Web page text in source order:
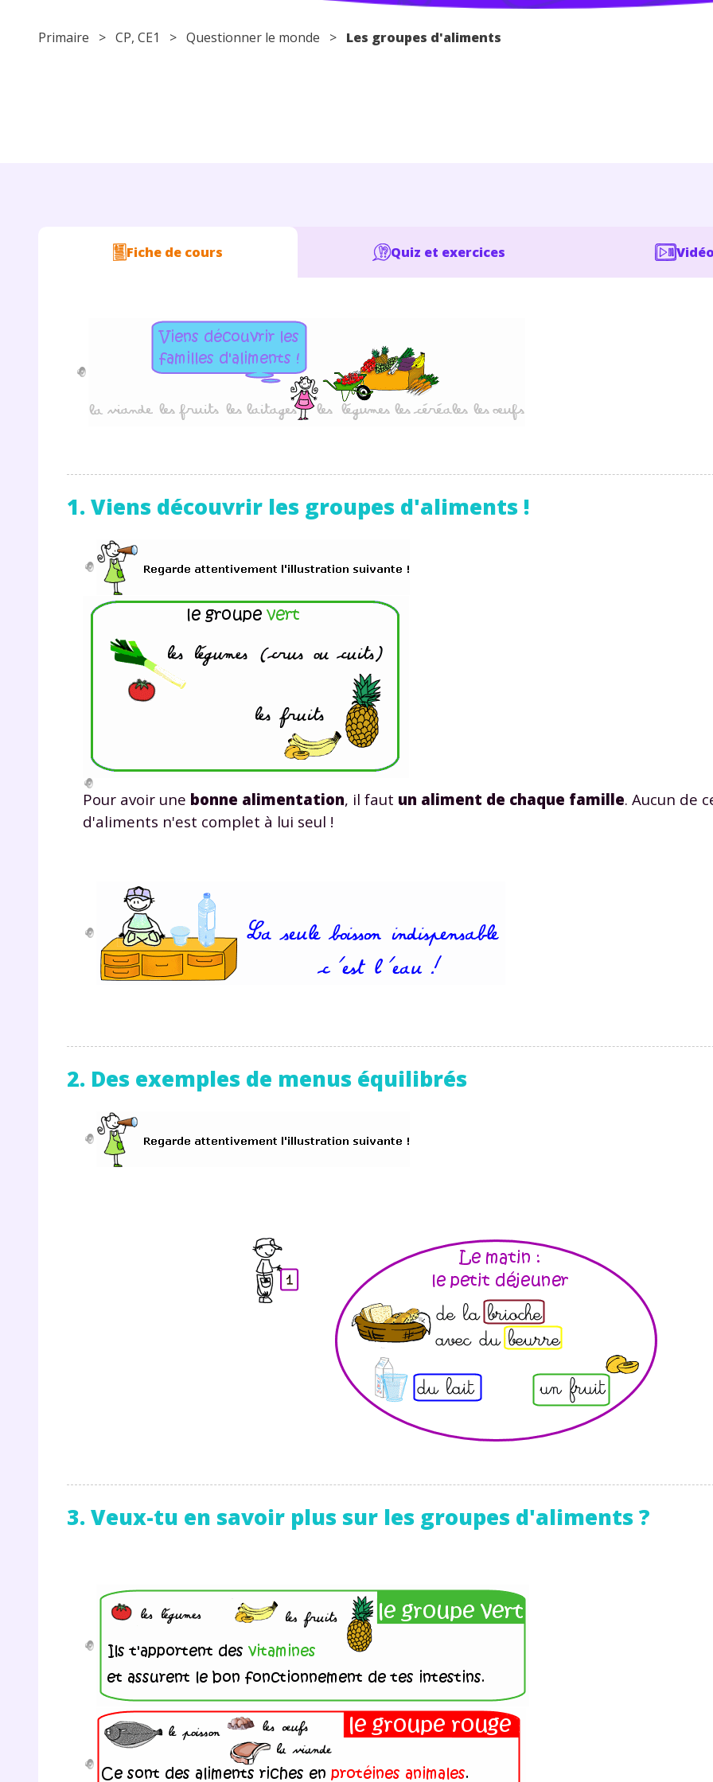
Primaire > CP, CE1 > Questionner le monde > Les groupes d'aliments
Fiche de cours Quiz et exercices
1. Viens découvrir les groupes d'aliments !
Pour avoir une bonne alimentation, il faut un aliment de chaque famille. Aucun de
d'aliments n'est complet à lui seul !
2. Des exemples de menus équilibrés
3. Veux-tu en savoir plus sur les groupes d'aliments ?
réussir votre année scolaire ?
Testez gratuitement pendant 24h
notre plateforme de soutien
Fiches de cours et vidéos
exercices corrigés
podcasts de révisions
progrès
Tout le programme
du CP à la Terminale
Des profs expérimentés
* Votre code d'accès sera envoyé à cette adresse e-mail. En renseignant votre e-mail,
consentez à ce que vos données à caractère personnel soient traitées par SEJER, sous la
marque myMaxicours, afin que SEJER puisse vous donner accès au service de soutien
pendant 24h. Pour en savoir plus sur la gestion de vos données personnelles et pour
vos droits, vous pouvez consulter
J’accepte de recevoir les actualités et des communications de
part de myMaxicours.
Votre adresse e-mail sera exclusivement utilisée pour vous envoyer notre
newsletter. Vous pourrez vous désinscrire à tout moment, à travers le lien de
désinscription présent dans chaque newsletter. Pour en savoir plus sur la